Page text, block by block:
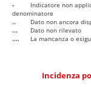
-
Indicatore non
denominatore
..
Dato non ancora
...
Dato non rilevato
....
La mancanza o
Incidenza